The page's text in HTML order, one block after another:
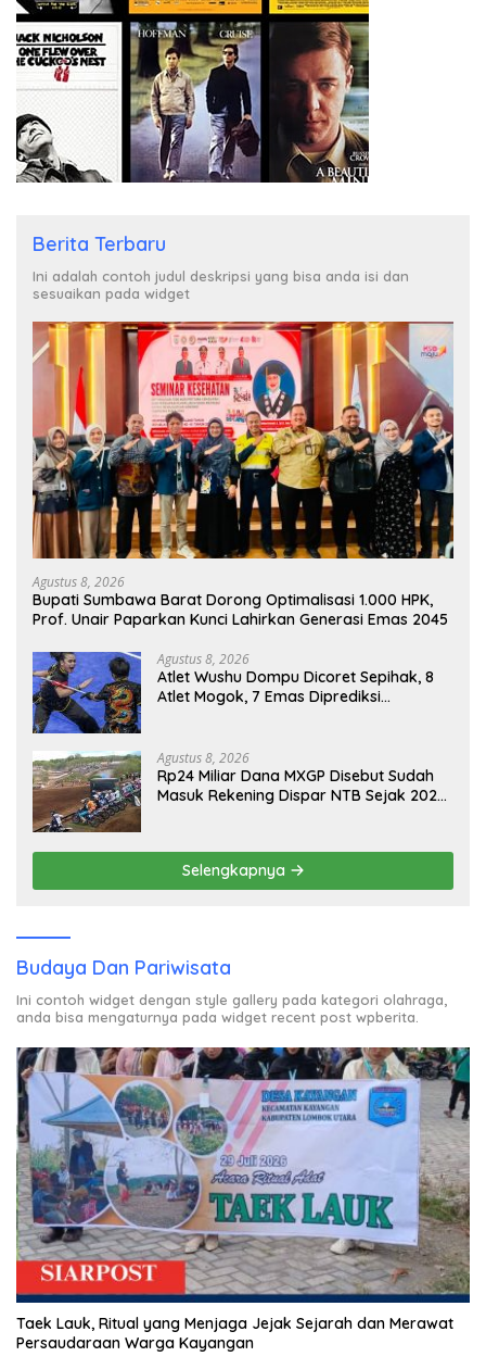
Berita Terbaru
Ini adalah contoh judul deskripsi yang bisa anda isi dan
sesuaikan pada widget
Agustus 8, 2026
Bupati Sumbawa Barat Dorong Optimalisasi 1.000 HPK,
Prof. Unair Paparkan Kunci Lahirkan Generasi Emas 2045
Agustus 8, 2026
Atlet Wushu Dompu Dicoret Sepihak, 8
Atlet Mogok, 7 Emas Diprediksi
Agustus 8, 2026
Rp24 Miliar Dana MXGP Disebut Sudah
Masuk Rekening Dispar NTB Sejak 2024,
Selengkapnya
Budaya Dan Pariwisata
Ini contoh widget dengan style gallery pada kategori olahraga,
anda bisa mengaturnya pada widget recent post wpberita.
Taek Lauk, Ritual yang Menjaga Jejak Sejarah dan Merawat
Persaudaraan Warga Kayangan